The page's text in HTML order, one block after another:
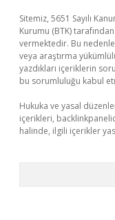
Sitemiz, 5651 Sayılı
Kurumu (BTK)
vermektedir. Bu
veya araştırma
yazdıkları içeriklerin
bu sorumluluğu kabul
Hukuka ve yasal
içerikleri,
halinde, ilgili içerikler